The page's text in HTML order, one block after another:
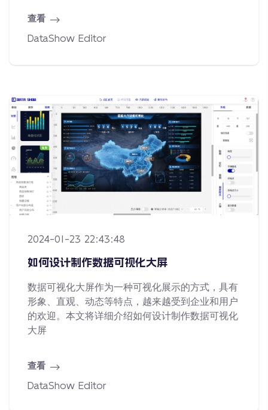
查看
DataShow Editor
2024-01-23 22:43:48
如何设计制作数据可视化大屏
数据可视化大屏作为一种可视化展示的方式，具有
形象、直观、动态等特点，越来越受到企业和用户
的欢迎。本文将详细介绍如何设计制作数据可视化
大屏
查看
DataShow Editor